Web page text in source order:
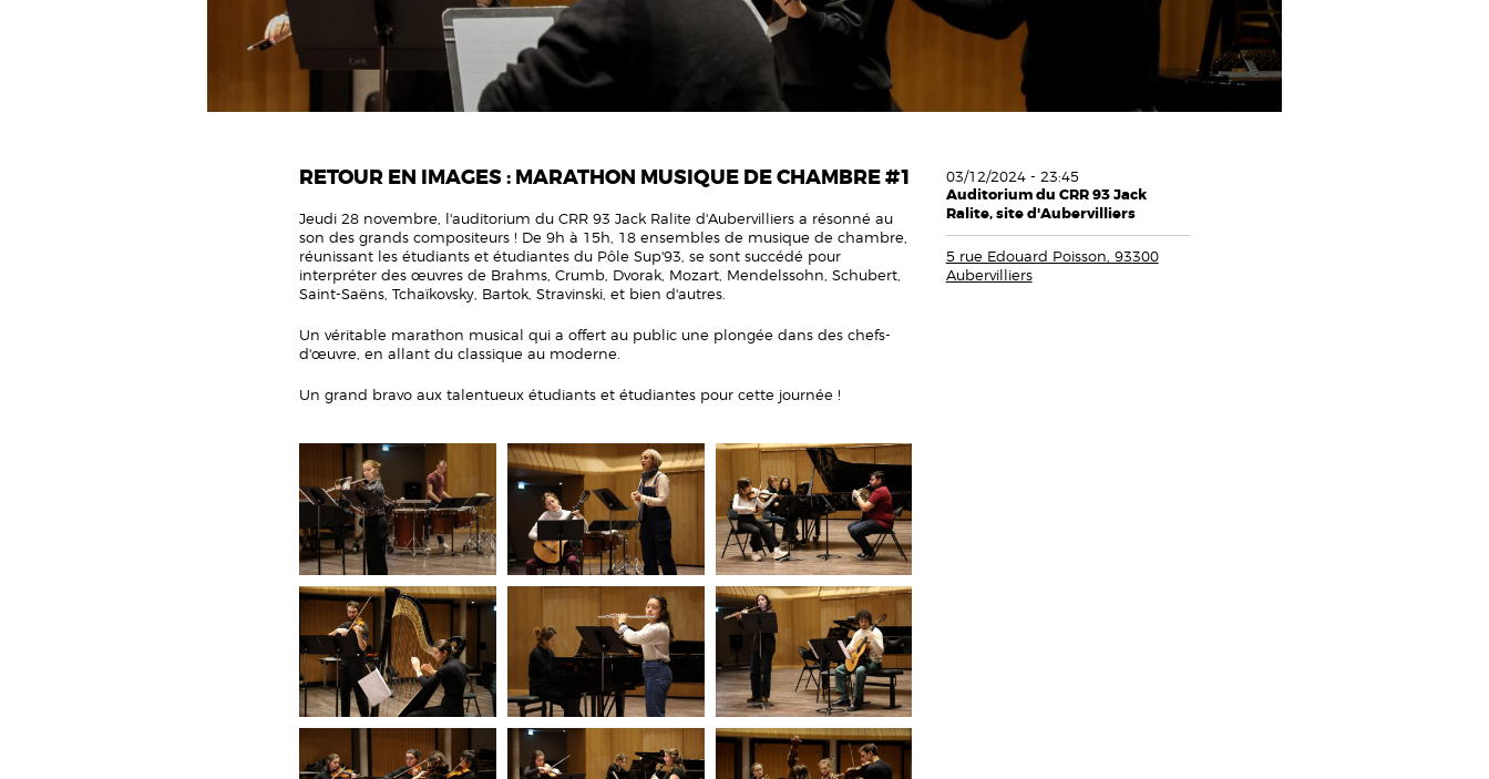
RETOUR EN IMAGES : MARATHON MUSIQUE DE CHAMBRE #1
Jeudi 28 novembre, l'auditorium du CRR 93 Jack Ralite d'Aubervilliers a résonné au
son des grands compositeurs ! De 9h à 15h, 18 ensembles de musique de chambre,
réunissant les étudiants et étudiantes du Pôle Sup'93, se sont succédé pour
interpréter des œuvres de Brahms, Crumb, Dvorak, Mozart, Mendelssohn, Schubert,
Saint-Saëns, Tchaïkovsky, Bartok, Stravinski, et bien d'autres.
Un véritable marathon musical qui a offert au public une plongée dans des chefs-
d'œuvre, en allant du classique au moderne.
Un grand bravo aux talentueux étudiants et étudiantes pour cette journée !
03/12/2024 - 23:45
Auditorium du CRR 93 Jack
Ralite, site d'Aubervilliers
5 rue Edouard Poisson, 93300
Aubervilliers